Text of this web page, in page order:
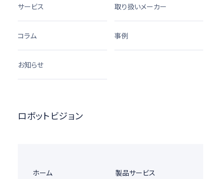
サービス 取り扱いメーカー
コラム 事例
お知らせ
ロボットビジョン
ホーム 製品サービス